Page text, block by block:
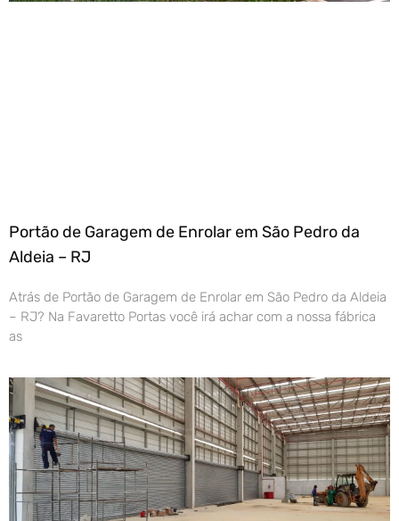
Portão de Garagem de Enrolar em São Pedro da
Aldeia – RJ
Atrás de Portão de Garagem de Enrolar em São Pedro da Aldeia
– RJ? Na Favaretto Portas você irá achar com a nossa fábrica
as